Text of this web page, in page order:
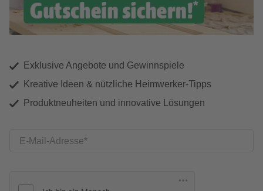
Exklusive Angebote und Gewinnspiele
Kreative Ideen & nützliche Heimwerker-Tipps
Produktneuheiten und innovative Lösungen
E-Mail-Adresse